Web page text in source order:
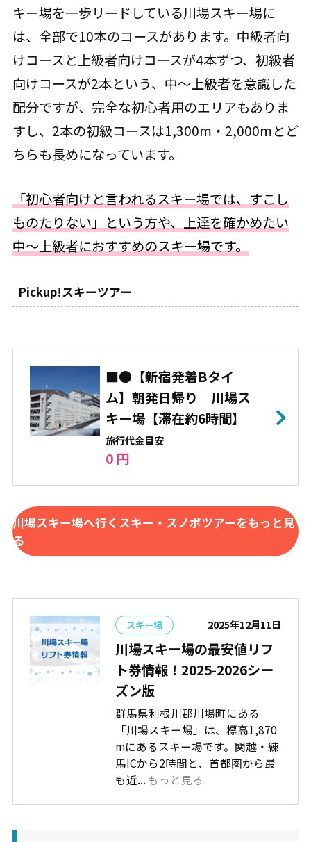
キー場を一歩リードしている川場スキー場に
は、全部で10本のコースがあります。中級者向
けコースと上級者向けコースが4本ずつ、初級者
向けコースが2本という、中～上級者を意識した
配分ですが、完全な初心者用のエリアもありま
すし、2本の初級コースは1,300m・2,000mとど
ちらも長めになっています。
「初心者向けと言われるスキー場では、すこし
ものたりない」という方や、上達を確かめたい
中～上級者におすすめのスキー場です。
Pickup!スキーツアー
■●【新宿発着Bタイ
ム】朝発日帰り 川場ス
キー場【滞在約6時間】
旅⾏代⾦⽬安
0 円
川場スキー場へ行くスキー・スノボツアーをもっと見
る
スキー場 2025年12月11日
川場スキー場の最安値リフ
ト券情報！2025-2026シー
ズン版
群馬県利根川郡川場町にある
「川場スキー場」は、標高1,870
mにあるスキー場です。関越・練
馬ICから2時間と、首都圏から最
も近... もっと見る